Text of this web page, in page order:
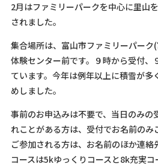
2月はファミリーパークを中心に里山
されました。
集合場所は、富山市ファミリーパー
体験センター前です。９時から受付、
ています。今年は例年以上に積雪が多
めしました。
事前のお申込みは不要で、当日のみの
れことがある方は、受付でお名前の
ご参加される方は、お名前のほか連絡
コースは5kゆっくりコースと8k充実